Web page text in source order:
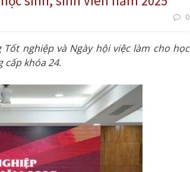
0
nghiệp và Ngày hội việc làm cho học
cấp khóa 24.